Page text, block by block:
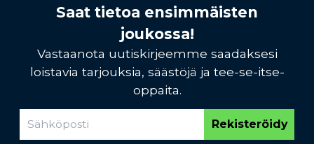
Saat tietoa ensimmäisten
joukossa!
Vastaanota uutiskirjeemme saadaksesi
loistavia tarjouksia, säästöjä ja tee-se-itse-
oppaita.
Rekisteröidy